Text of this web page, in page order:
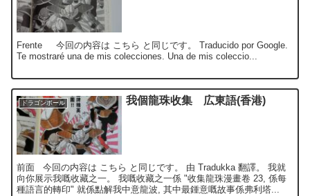
Frente 今回の内容は こちら と同じです。 Traducido por Google.
Te mostraré una de mis colecciones. Una de mis coleccio...
ドラゴンボール 我個龍珠收集 広東語(香港)
前面 今回の内容は こちら と同じです。 由 Tradukka 翻譯。 我就
向你展示我嘅收藏之一。 我嘅收藏之一係 "收集龍珠漫畫卷 23, 係每
種語言的轉印" 就係點解我中意龍波, 其中最鍾意嘅故事係弗利塔...